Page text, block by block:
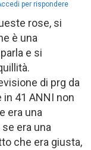
per rispondere
rose, si
è una
e si
di prg da
41 ANNI non
era una
era una
che era giusta,